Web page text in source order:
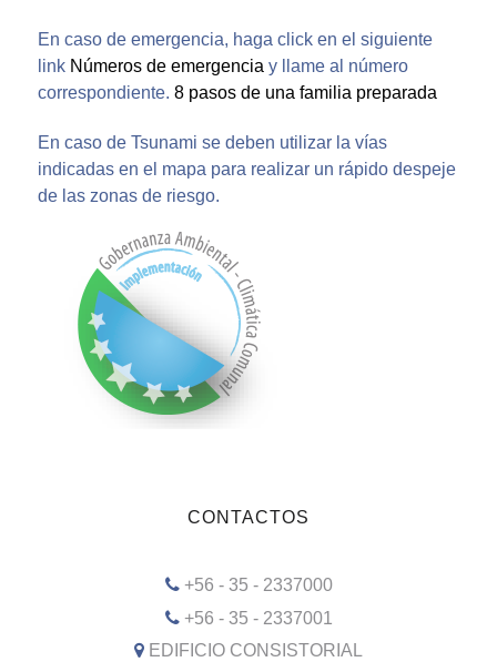
En caso de emergencia, haga click en el siguiente
link Números de emergencia y llame al número
correspondiente. 8 pasos de una familia preparada
En caso de Tsunami se deben utilizar la vías
indicadas en el mapa para realizar un rápido despeje
de las zonas de riesgo.
CONTACTOS
+56 - 35 - 2337000
+56 - 35 - 2337001
EDIFICIO CONSISTORIAL